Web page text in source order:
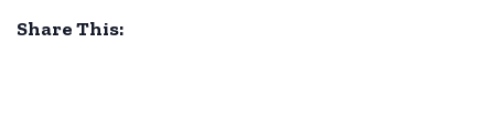
Share This: